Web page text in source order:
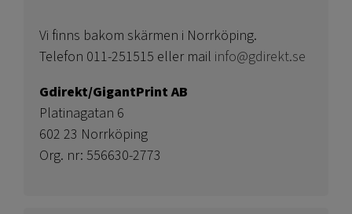
Vi finns bakom skärmen i Norrköping.
Telefon 011-251515 eller mail info@gdirekt.se
Gdirekt/GigantPrint AB
Platinagatan 6
602 23 Norrköping
Org. nr: 556630-2773